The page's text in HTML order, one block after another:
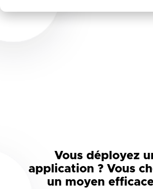
Vous déployez
application ? Vous
un moyen